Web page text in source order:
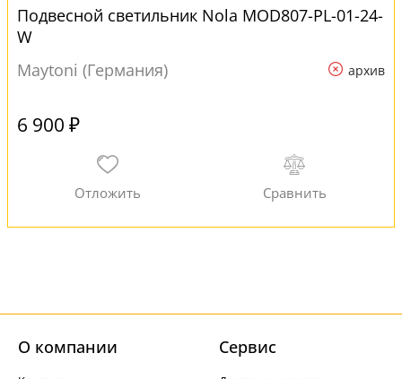
Подвесной светильник Nola MOD807-PL-01-24-
W
Maytoni (Германия)
архив
6 900 ₽
О компании Cервис